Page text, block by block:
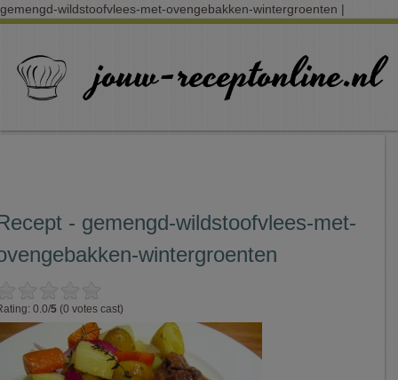
gemengd-wildstoofvlees-met-ovengebakken-wintergroenten |
- gemengd-wildstoofvlees-met-
wintergroenten
0.0/5 (0 votes cast)